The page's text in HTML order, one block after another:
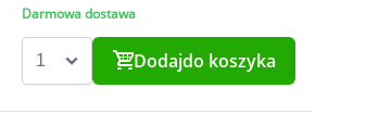
Darmowa dostawa
Dodajdo koszyka